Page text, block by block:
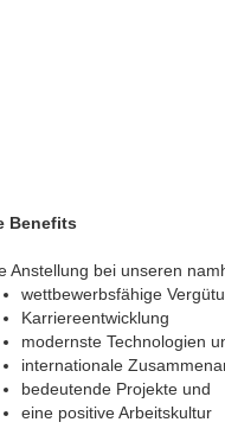
Benefits
Anstellung bei unseren
wettbewerbsfähige
Karriereentwicklung
modernste Technologien
internationale
bedeutende Projekte und
eine positive Arbeitskultur